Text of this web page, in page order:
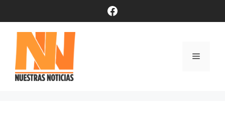
contenido
Facebook
Menú